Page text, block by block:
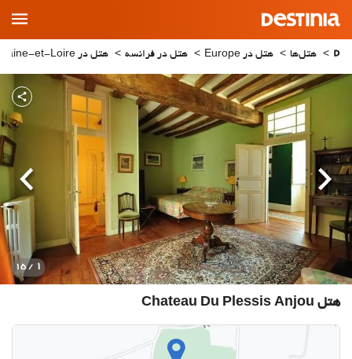
Main
Menu
هتل‌ها هتل در Europe هتل در فرانسه هتل در Maine-et-Loire
هتل Chateau Du Plessis Anjou
1
/ 15
قبلی بعدی